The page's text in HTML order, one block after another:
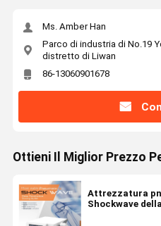
Ms. Amber Han
Parco di industria di No.19
distretto di Liwan
86-13060901678
Ottieni Il Miglior Prezzo
Attrezzatura
Shockwave